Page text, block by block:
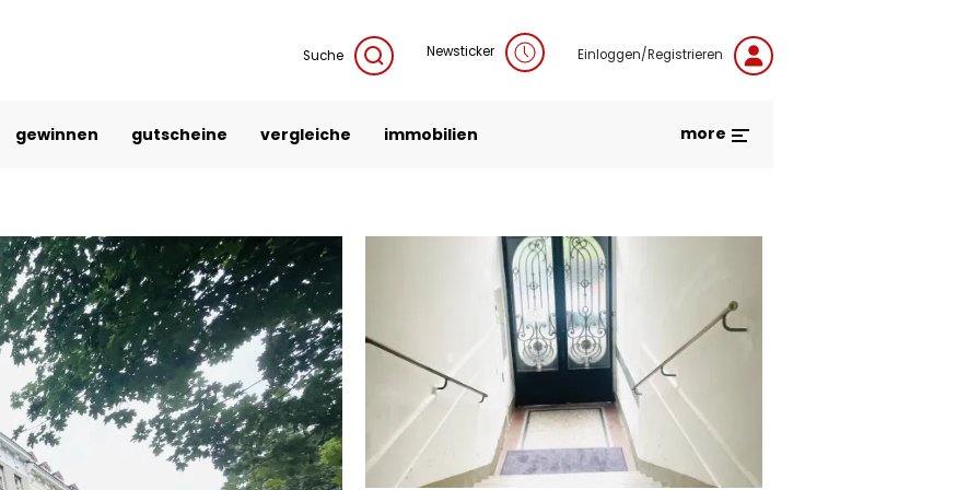
Suche Newsticker Einloggen/Registrieren
gewinnen gutscheine vergleiche immobilien more